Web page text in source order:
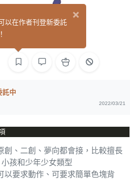
東東 (0)
託中
2022/03/21
創、二創、夢向都會接，比較擅長
小孩和少年少女類型
以要求動作、可要求簡單色塊背
×
以在作者刊登新委託